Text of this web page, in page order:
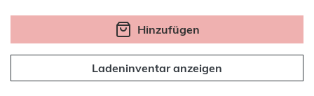
Hinzufügen
Ladeninventar anzeigen